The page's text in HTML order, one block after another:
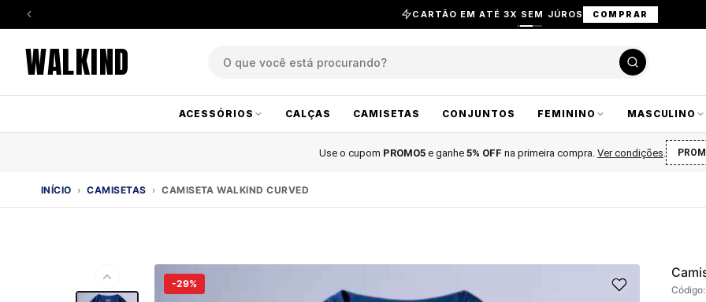
CARTÃO EM ATÉ 3X SEM JÚROS COMPRAR
WALKIND
ACESSÓRIOS CALÇAS CAMISETAS CONJUNTOS FEMININO MASCULINO
Use o cupom PROMO5 e ganhe 5% OFF na primeira compra Ver condições
INÍCIO › CAMISETAS › CAMISETA WALKIND CURVED
-29%